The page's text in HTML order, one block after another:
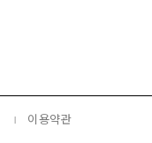
이용약관